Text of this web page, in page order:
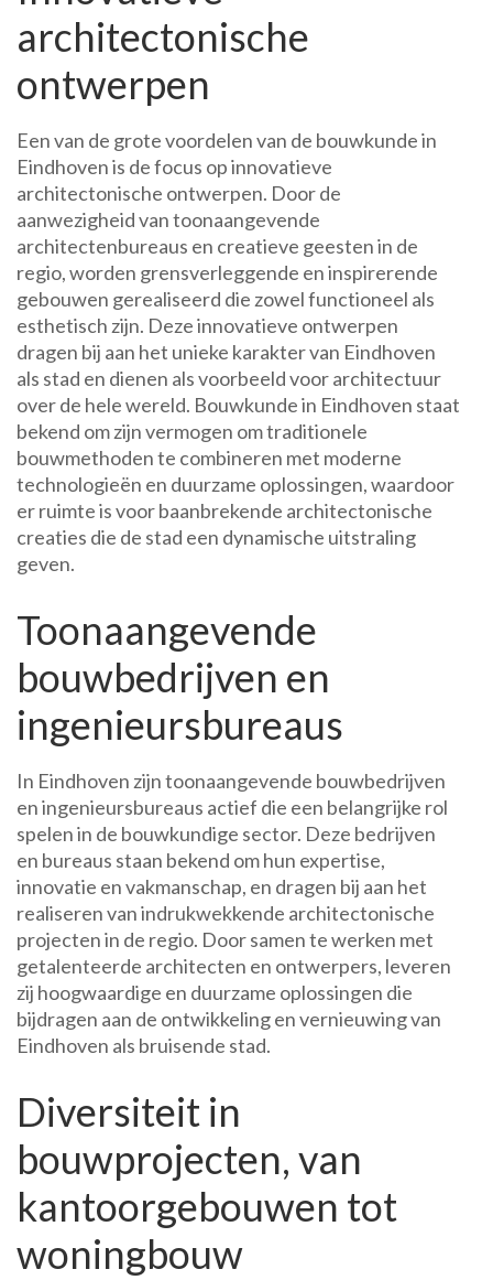
architectonische
ontwerpen
Een van de grote voordelen van de bouwkunde in
Eindhoven is de focus op innovatieve
architectonische ontwerpen. Door de
aanwezigheid van toonaangevende
architectenbureaus en creatieve geesten in de
regio, worden grensverleggende en inspirerende
gebouwen gerealiseerd die zowel functioneel als
esthetisch zijn. Deze innovatieve ontwerpen
dragen bij aan het unieke karakter van Eindhoven
als stad en dienen als voorbeeld voor architectuur
over de hele wereld. Bouwkunde in Eindhoven staat
bekend om zijn vermogen om traditionele
bouwmethoden te combineren met moderne
technologieën en duurzame oplossingen, waardoor
er ruimte is voor baanbrekende architectonische
creaties die de stad een dynamische uitstraling
geven.
Toonaangevende
bouwbedrijven en
ingenieursbureaus
In Eindhoven zijn toonaangevende bouwbedrijven
en ingenieursbureaus actief die een belangrijke rol
spelen in de bouwkundige sector. Deze bedrijven
en bureaus staan bekend om hun expertise,
innovatie en vakmanschap, en dragen bij aan het
realiseren van indrukwekkende architectonische
projecten in de regio. Door samen te werken met
getalenteerde architecten en ontwerpers, leveren
zij hoogwaardige en duurzame oplossingen die
bijdragen aan de ontwikkeling en vernieuwing van
Eindhoven als bruisende stad.
Diversiteit in
bouwprojecten, van
kantoorgebouwen tot
woningbouw